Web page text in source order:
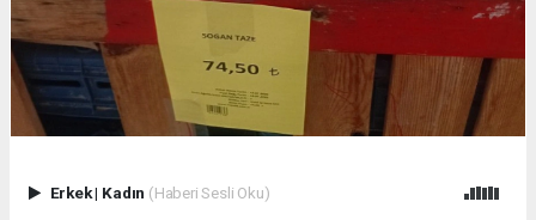
Erkek| Kadın (Haberi Sesli Oku)